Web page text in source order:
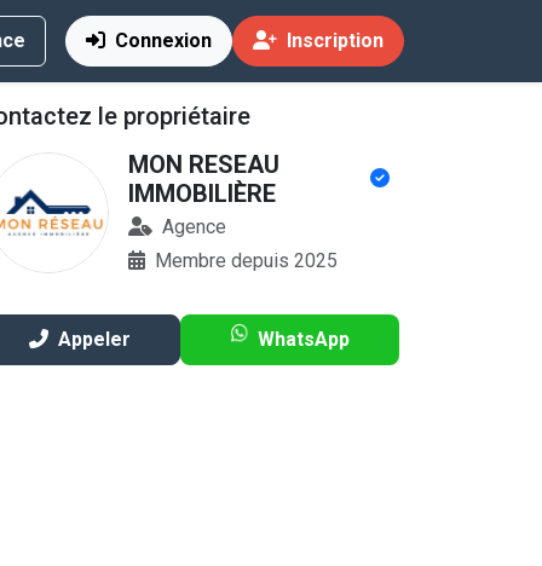
Connexion Inscription
le propriétaire
MON RESEAU
IMMOBILIÈRE
Agence
Membre depuis 2025
Appeler WhatsApp